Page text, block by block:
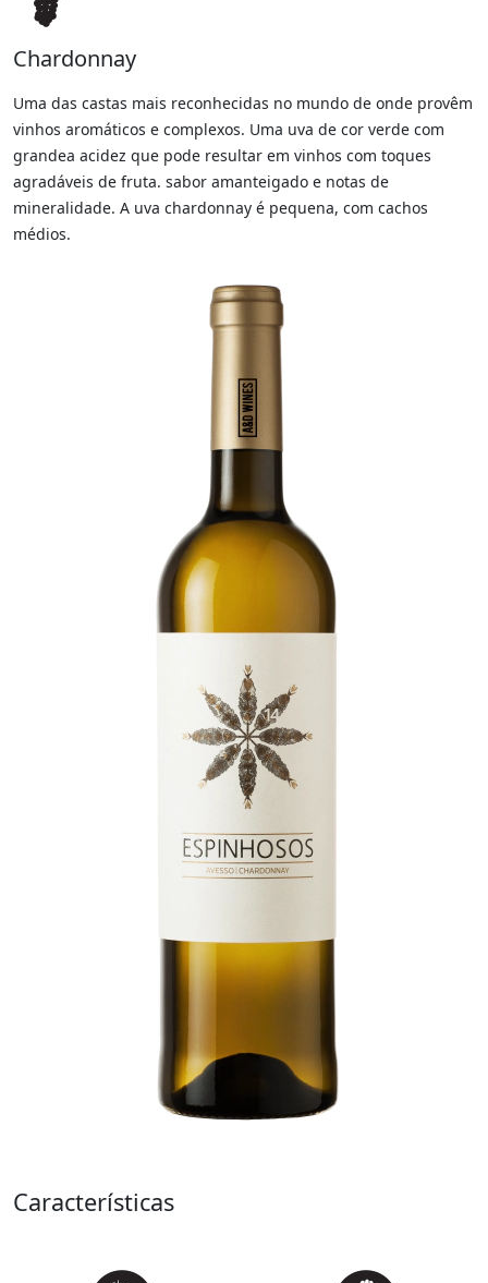
Chardonnay
Uma das castas mais reconhecidas no mundo de onde provêm
vinhos aromáticos e complexos. Uma uva de cor verde com
grandea acidez que pode resultar em vinhos com toques
agradáveis de fruta. sabor amanteigado e notas de
mineralidade. A uva chardonnay é pequena, com cachos
médios.
Características